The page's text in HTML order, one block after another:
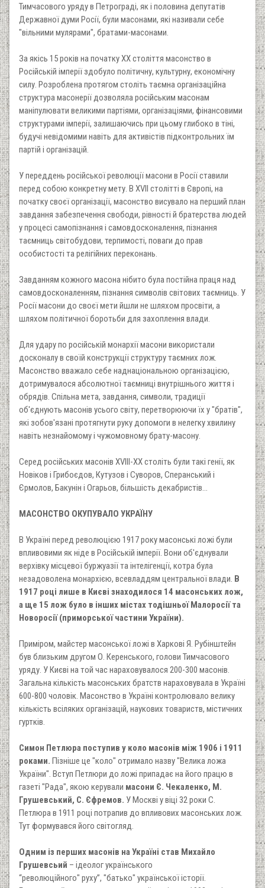
Тимчасового уряду в Петрограді, як і половина депутатів
Державної думи Росії, були масонами, які називали себе
"вільними мулярами", братами-масонами.
За якісь 15 років на початку XX століття масонство в
Російській імперії здобуло політичну, культурну, економічну
силу. Розроблена протягом століть таємна організаційна
структура масонерії дозволяла російським масонам
маніпулювати великими партіями, організаціями, фінансовими
структурами імперії, залишаючись при цьому глибоко в тіні,
будучі невідомими навіть для активістів підконтрольних їм
партій і організацій.
У переддень російської революції масони в Росії ставили
перед собою конкретну мету. В XVII столітті в Європі, на
початку своєї організації, масонство висувало на перший план
завдання забезпечення свободи, рівності й братерства людей
у процесі самопізнання і самовдосконалення, пізнання
таємниць світобудови, терпимості, поваги до прав
особистості та релігійних переконань.
Завданням кожного масона нібито була постійна праця над
самовдосконаленням, пізнання символів світових таємниць. У
Росії масони до своєї мети йшли не шляхом просвіти, а
шляхом політичної боротьби для захоплення влади.
Для удару по російській монархії масони використали
досконалу в своїй конструкції структуру таємних лож.
Масонство вважало себе наднаціональною організацією,
дотримувалося абсолютної таємниці внутрішнього життя і
обрядів. Спільна мета, завдання, символи, традиції
об'єднують масонів усього світу, перетворюючи їх у "братів",
які зобов'язані протягнути руку допомоги в нелегку хвилину
навіть незнайомому і чужомовному брату-масону.
Серед російських масонів ХVІІІ-ХХ століть були такі генії, як
Новіков і Грибоєдов, Кутузов і Суворов, Сперанський і
Єрмолов, Бакунін і Огарьов, більшість декабристів...
МАСОНСТВО ОКУПУВАЛО УКРАЇНУ
В Україні перед революцією 1917 року масонські ложі були
впливовими як ніде в Російській імперії. Вони об'єднували
верхівку місцевої буржуазії та інтелігенції, котра була
незадоволена монархією, всевладдям центральної влади. В
1917 році лише в Києві знаходилося 14 масонських лож,
а ще 15 лож було в інших містах тодішньої Малоросії та
Новоросії (приморської частини України).
Приміром, майстер масонської ложі в Харкові Я. Рубінштейн
був близьким другом О. Керенського, голови Тимчасового
уряду. У Києві на той час нараховувалося 200-300 масонів.
Загальна кількість масонських братств нараховувала в Україні
600-800 чоловік. Масонство в Україні контролювало велику
кількість всіляких організацій, наукових товариств, містичних
гуртків.
Симон Петлюра поступив у коло масонів між 1906 і 1911
роками. Пізніше це "коло" отримало назву "Велика ложа
України". Вступ Петлюри до ложі припадає на його працю в
газеті "Рада", якою керували масони Є. Чекаленко, М.
Грушевський, С. Єфремов. У Москві у віці 32 роки С.
Петлюра в 1911 році потрапив до впливових масонських лож.
Тут формувався його світогляд.
Одним із перших масонів на Україні став Михайло
Грушевсьий – ідеолог українського
“революційного" руху”, "батько" української історії.